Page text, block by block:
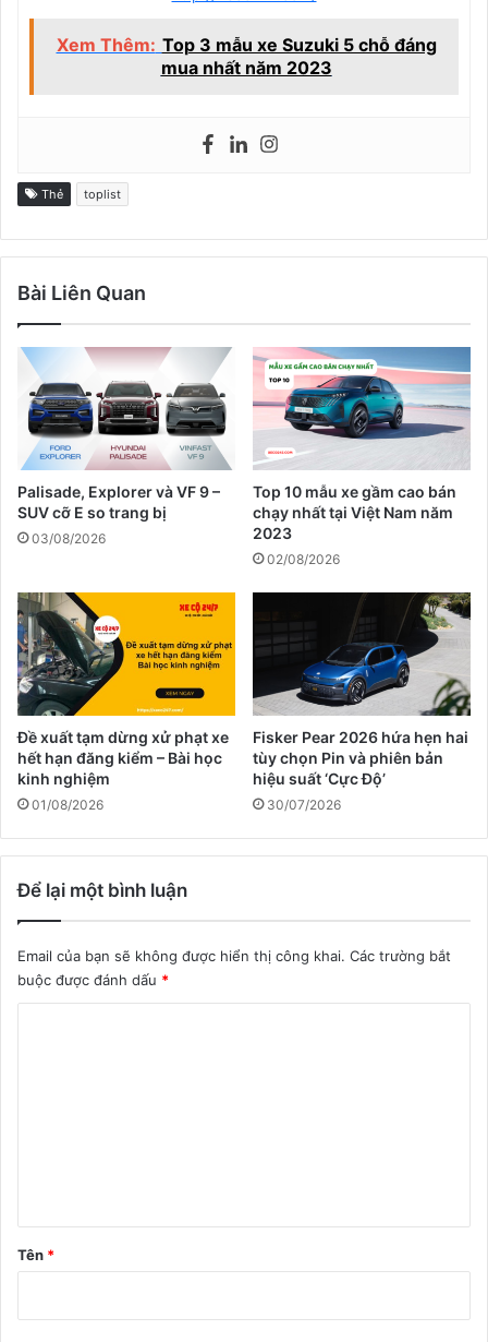
Xem Thêm: Top 3 mẫu xe Suzuki 5 chỗ đáng
mua nhất năm 2023
Thẻ toplist
Bài Liên Quan
Palisade, Explorer và VF 9 –
SUV cỡ E so trang bị
03/08/2026
Top 10 mẫu xe gầm cao bán
chạy nhất tại Việt Nam năm
2023
02/08/2026
Đề xuất tạm dừng xử phạt xe
hết hạn đăng kiểm – Bài học
kinh nghiệm
01/08/2026
Fisker Pear 2026 hứa hẹn hai
tùy chọn Pin và phiên bản
hiệu suất ‘Cực Độ’
30/07/2026
Để lại một bình luận
Email của bạn sẽ không được hiển thị công khai. Các trường bắt
buộc được đánh dấu *
n
Tên *